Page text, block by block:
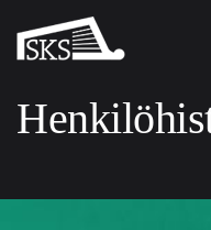
pääsisältöön
Suomalaisen
kirjallisuuden